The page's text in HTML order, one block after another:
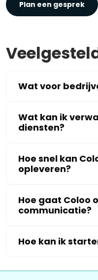
Plan een gesprek
Wat voor
Wat kan ik
diensten?
Hoe snel kan
opleveren?
Hoe gaat Coloo
communicatie?
Hoe kan ik